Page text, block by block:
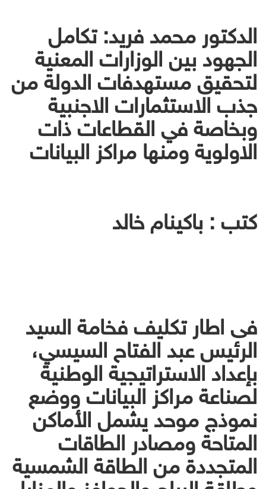
الدكتور محمد فريد: تكامل
الجهود بين الوزارات المعنية
لتحقيق مستهدفات الدولة من
جذب الاستثمارات الاجنبية
وبخاصة في القطاعات ذات
الاولوية ومنها مراكز البيانات
كتب : باكينام خالد
فى اطار تكليف فخامة السيد
الرئيس عبد الفتاح السيسي،
بإعداد الاستراتيجية الوطنية
لصناعة مراكز البيانات ووضع
نموذج موحد يشمل الأماكن
المتاحة ومصادر الطاقات
المتجددة من الطاقة الشمسية